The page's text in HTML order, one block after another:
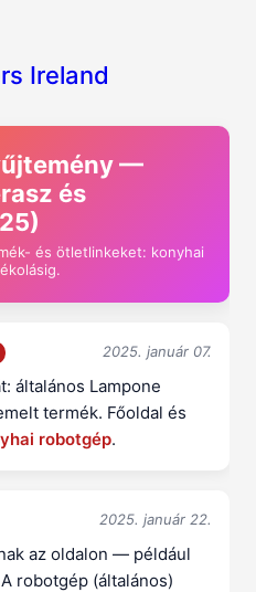
Ireland
—
és
és ötletlinkeket: konyhai
2025. január 07.
általános Lampone
termék. Főoldal és
robotgép.
2025. január 22.
az oldalon — például
robotgép (általános)